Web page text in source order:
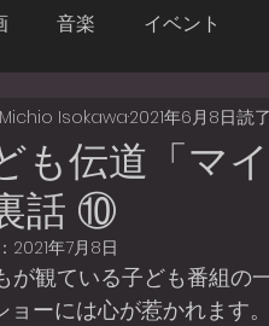
音楽 イベント
も伝道「マ
話 ⑩
Michio Isokawa2021年6月8日読
2021年7月8日
ョーには心が惹かれます